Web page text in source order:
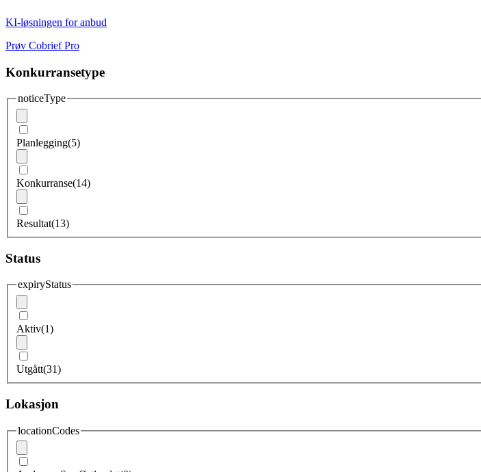
KI-løsningen for anbud
Prøv Cobrief Pro
Konkurransetype
noticeType
Planlegging(5)
Konkurranse(14)
Resultat(13)
Status
expiryStatus
Aktiv(1)
Utgått(31)
Lokasjon
locationCodes